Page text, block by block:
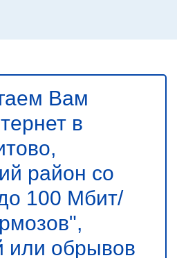
Вам
в
район со
100 Мбит/
или обрывов